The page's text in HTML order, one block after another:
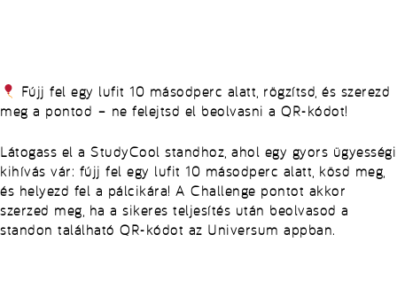
Fújj fel egy lufit 10 másodperc alatt, rögzítsd, és szerezd
meg a pontod – ne felejtsd el beolvasni a QR-kódot!
Látogass el a StudyCool standhoz, ahol egy gyors ügyességi
kihívás vár: fújj fel egy lufit 10 másodperc alatt, kösd meg,
és helyezd fel a pálcikára! A Challenge pontot akkor
szerzed meg, ha a sikeres teljesítés után beolvasod a
standon található QR-kódot az Universum appban.